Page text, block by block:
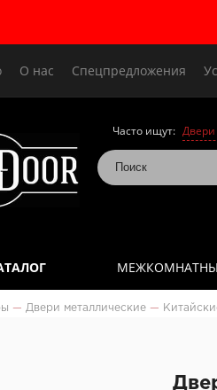
О нас Спецпредложения
Часто ищут: Двери
— Двери металлические —